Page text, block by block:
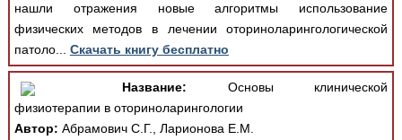
нашли отражения новые алгоритмы использование
физических методов в лечении оториноларингологической
патоло... Скачать книгу бесплатно
Название: Основы клинической
физиотерапии в оториноларингологии
Автор: Абрамович С.Г., Ларионова Е.М.